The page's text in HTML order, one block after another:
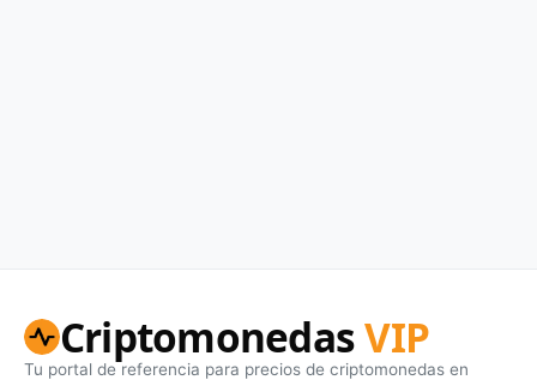
CriptomonedasVIP
Tu portal de referencia para precios de criptomonedas en